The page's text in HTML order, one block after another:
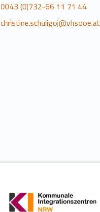
0043 (0)732-66 11 71 44
christine.schuligoj@vhsooe.at